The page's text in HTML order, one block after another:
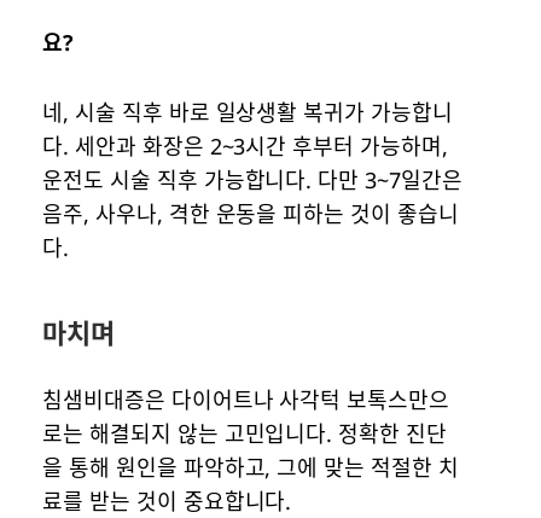
요?
네, 시술 직후 바로 일상생활 복귀가 가능합니
다. 세안과 화장은 2~3시간 후부터 가능하며,
운전도 시술 직후 가능합니다. 다만 3~7일간은
음주, 사우나, 격한 운동을 피하는 것이 좋습니
다.
마치며
침샘비대증은 다이어트나 사각턱 보톡스만으
로는 해결되지 않는 고민입니다. 정확한 진단
을 통해 원인을 파악하고, 그에 맞는 적절한 치
료를 받는 것이 중요합니다.